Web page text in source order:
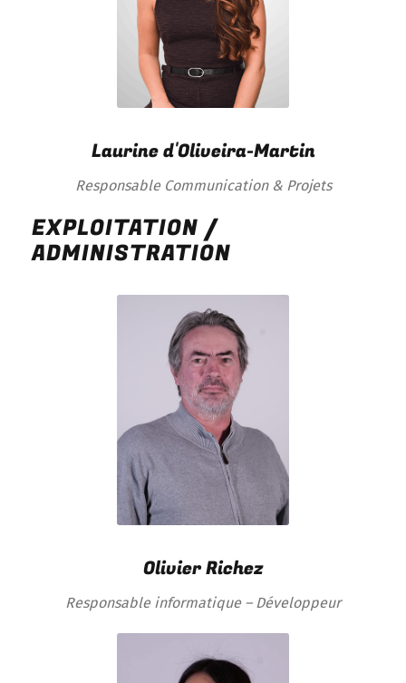
Laurine d'Oliveira-Martin
Responsable Communication & Projets
EXPLOITATION /
ADMINISTRATION
Olivier Richez
Responsable informatique – Développeur